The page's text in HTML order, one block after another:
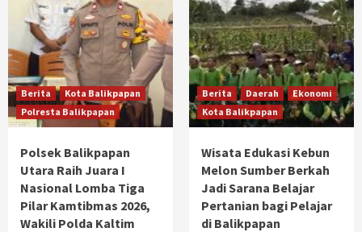
Berita
Kota Balikpapan
Polresta Balikpapan
Polsek Balikpapan
Utara Raih Juara I
Nasional Lomba Tiga
Pilar Kamtibmas 2026,
Wakili Polda Kaltim
Berita Daerah
Ekonomi
Kota Balikpapan
Wisata Edukasi Kebun
Melon Sumber Berkah
Jadi Sarana Belajar
Pertanian bagi Pelajar
di Balikpapan